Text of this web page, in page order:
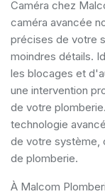
Caméra chez
caméra avancée
précises de votre
moindres détails.
les blocages et
une intervention
de votre
technologie
de votre système,
de plomberie.
À Malcom